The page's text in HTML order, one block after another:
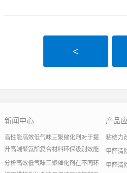
<
新闻中心
高性能高效低气味三聚催化剂对于提
升高端聚氨酯复合材料环保级别效能
分析高效低气味三聚催化剂在不同环
产品
粘结力
甲醛清
甲醛清